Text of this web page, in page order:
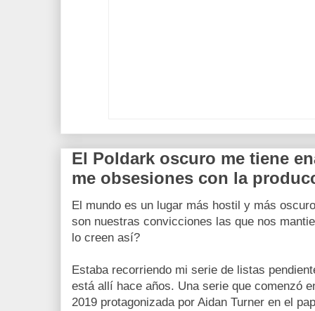
El Poldark oscuro me tiene
me obsesiones con la
El mundo es un lugar más hostil y más
son nuestras convicciones las que nos
lo creen así?
Estaba recorriendo mi serie de listas
está allí hace años. Una serie que comenzó
2019 protagonizada por Aidan Turner en el